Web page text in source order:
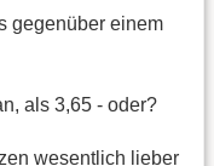
gegenüber einem
als 3,65 - oder?
wesentlich lieber